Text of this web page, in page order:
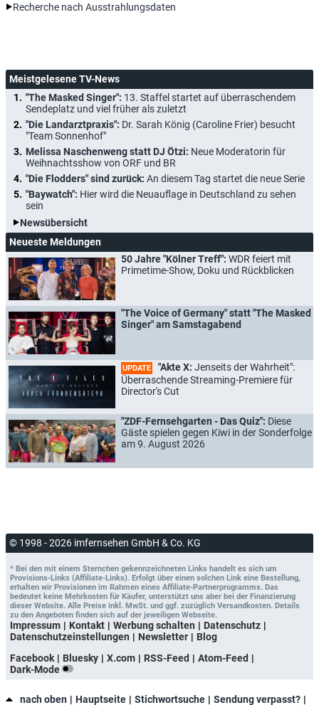
Recherche nach Ausstrahlungsdaten
Meistgelesene TV-News
"The Masked Singer": 13. Staffel startet auf überraschendem
Sendeplatz und viel früher als zuletzt
"Die Landarztpraxis": Dr. Sarah König (Caroline Frier) besucht
"Team Sonnenhof"
Melissa Naschenweng statt DJ Ötzi: Neue Moderatorin für
Weihnachtsshow von ORF und BR
"Die Flodders" sind zurück: An diesem Tag startet die neue Serie
"Baywatch": Hier wird die Neuauflage in Deutschland zu sehen
sein
Newsübersicht
Neueste Meldungen
50 Jahre "Kölner Treff": WDR feiert mit
Primetime-Show, Doku und Rückblicken
"The Voice of Germany" statt "The Masked
Singer" am Samstagabend
UPDATE "Akte X: Jenseits der Wahrheit":
Überraschende Streaming-Premiere für
Director's Cut
"ZDF-Fernsehgarten - Das Quiz": Diese
Gäste spielen gegen Kiwi in der Sonderfolge
am 9. August 2026
© 1998 - 2026 imfernsehen GmbH & Co. KG
* Bei den mit einem Sternchen gekennzeichneten Links handelt es sich um
Provisions-Links (Affiliate-Links). Erfolgt über einen solchen Link eine Bestellung,
erhalten wir Provisionen im Rahmen eines Affiliate-Partnerprogramms. Das
bedeutet keine Mehrkosten für Käufer, unterstützt uns aber bei der Finanzierung
dieser Website. Alle Preise inkl. MwSt. und ggf. zuzüglich Versandkosten. Details
zu den Angeboten finden sich auf der jeweiligen Webseite.
Impressum Kontakt Werbung schalten
Datenschutz
Datenschutzeinstellungen
Newsletter
Blog
Facebook
Bluesky X.com RSS-Feed
Atom-Feed
Dark-Mode
nach oben Hauptseite Stichwortsuche
Sendung verpasst?